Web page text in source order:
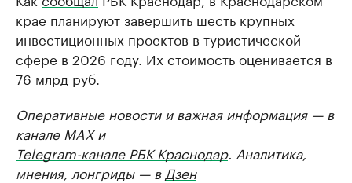
крае планируют завершить шесть крупных
инвестиционных проектов в туристической
сфере в 2026 году. Их стоимость оценивается в
76 млрд руб.
Оперативные новости и важная информация — в
канале MAXи
Telegram-канале РБК Краснодар. Аналитика,
мнения, лонгриды — в Дзен